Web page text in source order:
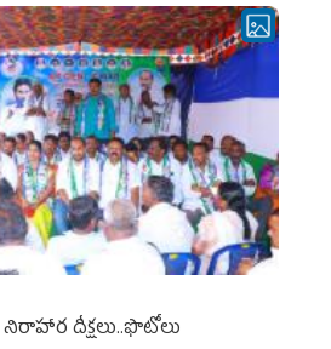
దీక్షలు..ఫొటోలు